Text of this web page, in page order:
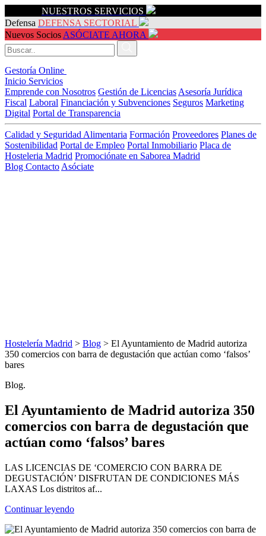
NUESTROS SERVICIOS
Defensa DEFENSA SECTORIAL
Nuevos Socios ASÓCIATE AHORA
Gestoría Online
Inicio Servicios
Emprende con Nosotros Gestión de Licencias Asesoría Jurídica
Fiscal Laboral Financiación y Subvenciones Seguros Marketing
Digital Portal de Transparencia
Calidad y Seguridad Alimentaria Formación Proveedores Planes de
Sostenibilidad Portal de Empleo Portal Inmobiliario Placa de
Hosteleria Madrid Promociónate en Saborea Madrid
Blog Contacto Asóciate
Hostelería Madrid > Blog > El Ayuntamiento de Madrid autoriza
350 comercios con barra de degustación que actúan como ‘falsos’
bares
Blog.
El Ayuntamiento de Madrid autoriza 350
comercios con barra de degustación que
actúan como ‘falsos’ bares
LAS LICENCIAS DE ‘COMERCIO CON BARRA DE
DEGUSTACIÓN’ DISFRUTAN DE CONDICIONES MÁS
LAXAS Los distritos af...
Continuar leyendo